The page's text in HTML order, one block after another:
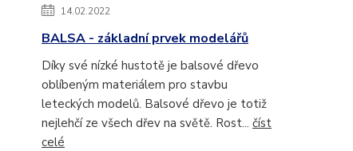
14.02.2022
BALSA - základní prvek modelářů
Díky své nízké hustotě je balsové dřevo
oblíbeným materiálem pro stavbu
leteckých modelů. Balsové dřevo je totiž
nejlehčí ze všech dřev na světě. Rost... číst
celé